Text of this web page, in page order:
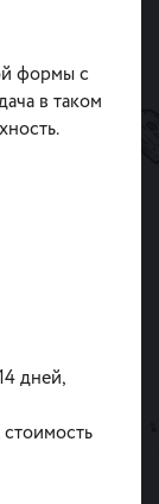
формы с
в таком
дней,